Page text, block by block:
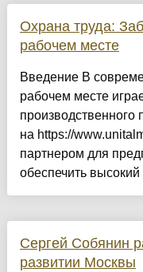
Охрана труда:
рабочем месте
Введение В современном мире безопасность на
рабочем месте
на https://
партнером для
обеспечить высокий
Сергей Собянин
развитии Москвы